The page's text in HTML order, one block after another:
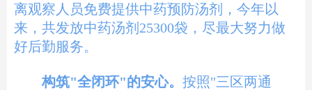
离观察人员免费提供中药预防汤剂， 今年以
来，共发放中药汤剂25300袋， 尽最大努力做
好后勤服务。
构筑"全闭环"的安心。按照"三区两通